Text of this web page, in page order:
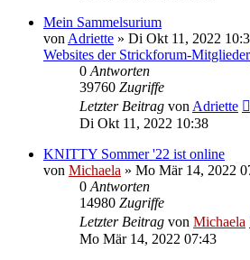
Mein Sammelsurium
von Adriette » Di Okt 11, 2022
Websites der Strickforum-Mitglieder
0 Antworten
39760 Zugriffe
Letzter Beitrag von Adriette
Di Okt 11, 2022 10:38
KNITTY Sommer '22 ist online
von Michaela » Mo Mär 14, 2022
0 Antworten
14980 Zugriffe
Letzter Beitrag von Michaela
Mo Mär 14, 2022 07:43